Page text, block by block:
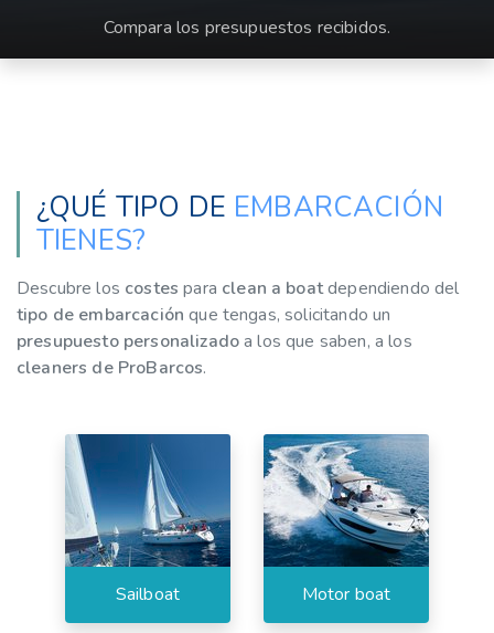
Compara los presupuestos recibidos.
¿QUÉ TIPO DE EMBARCACIÓN
TIENES?
Descubre los costes para clean a boatdependiendo del
tipo de embarcación que tengas, solicitando un
presupuesto personalizadoa los que saben, a los
cleaners de ProBarcos.
Sailboat Motor boat